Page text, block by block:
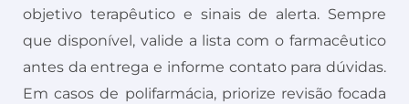
objetivo terapêutico e sinais de alerta. Sempre
que disponível, valide a lista com o farmacêutico
antes da entrega e informe contato para dúvidas.
Em casos de polifarmácia, priorize revisão focada